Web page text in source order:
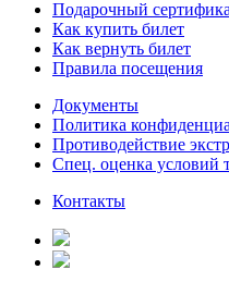
Подарочный
Как купить билет
Как вернуть билет
Правила посещения
Документы
Политика
Противодействие
Спец. оценка условий
Контакты